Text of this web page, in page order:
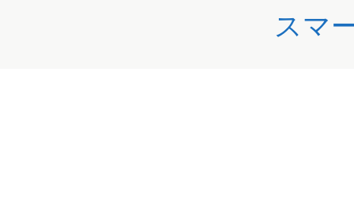
スマ